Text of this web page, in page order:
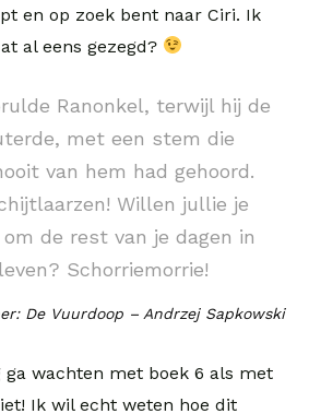
en op zoek bent naar Ciri. Ik
al eens gezegd?
Ranonkel, terwijl hij de
met een stem die
van hem had gehoord.
Willen jullie je
de rest van je dagen in
Schorriemorrie!
De Vuurdoop – Andrzej Sapkowski
wachten met boek 6 als met
Ik wil echt weten hoe dit